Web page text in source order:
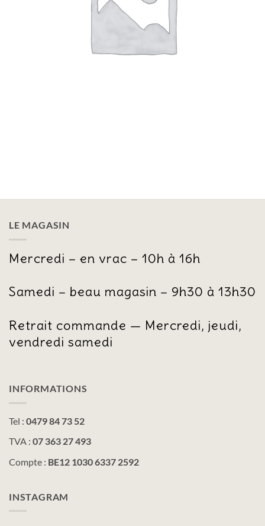
LE MAGASIN
Mercredi – en vrac – 10h à 16h
Samedi – beau magasin – 9h30 à 13h30
Retrait commande — Mercredi, jeudi,
vendredi samedi
INFORMATIONS
Tel : 0479 84 73 52
TVA : 07 363 27 493
Compte : BE12 1030 6337 2592
INSTAGRAM